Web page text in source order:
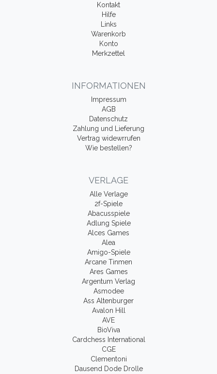
Kontakt
Hilfe
Links
Warenkorb
Konto
Merkzettel
INFORMATIONEN
Impressum
AGB
Datenschutz
Zahlung und Lieferung
Vertrag widewrrufen
Wie bestellen?
VERLAGE
Alle Verlage
2f-Spiele
Abacusspiele
Adlung Spiele
Alces Games
Alea
Amigo-Spiele
Arcane Tinmen
Ares Games
Argentum Verlag
Asmodee
Ass Altenburger
Avalon Hill
AVE
BioViva
Cardchess International
CGE
Clementoni
Dausend Dode Drolle